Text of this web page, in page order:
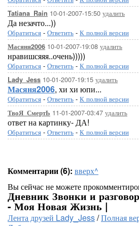
Tatiana_Rain 10-01-2007-15:50 удалить
Да незачто...))
Обратиться - Ответить - К полной версии
Масяня2006 10-01-2007-19:08 удалить
нравишсяяя..очень)))))
Обратиться - Ответить - К полной версии
Lady_Jess 10-01-2007-19:15 удалить
Масяня2006, хи хи юпи...
Обратиться - Ответить - К полной версии
ТвоЯ_СмертЬ 11-01-2007-03:47 удалить
ответ на картинку- ДА!
Обратиться - Ответить - К полной версии
Комментарии (6): вверх^
Вы сейчас не можете
Дневник Звонки и
- Моя Новая Жизнь |
Лента друзей Lady_Jess/Полная